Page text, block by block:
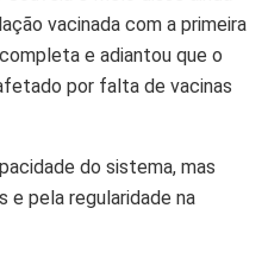
vacinada com a primeira
e adiantou que o
por falta de vacinas
do sistema, mas
e pela regularidade na